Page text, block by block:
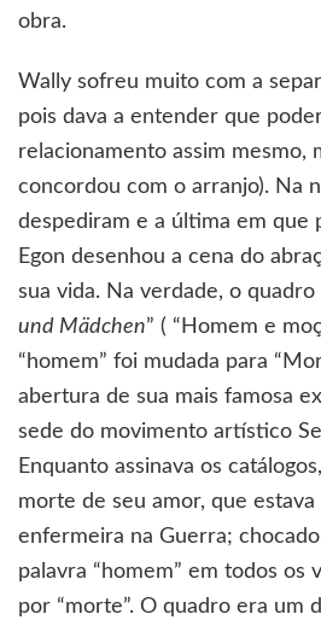
obra.
Wally sofreu muito com a
pois dava a entender que
relacionamento assim mesmo,
concordou com o arranjo). Na
despediram e a última em que
Egon desenhou a cena do
sua vida. Na verdade, o quadro
und Mädchen” ( “Homem e
“homem” foi mudada para
abertura de sua mais famosa
sede do movimento artístico
Enquanto assinava os
morte de seu amor, que
enfermeira na Guerra;
palavra “homem” em todos os
por “morte”. O quadro era um